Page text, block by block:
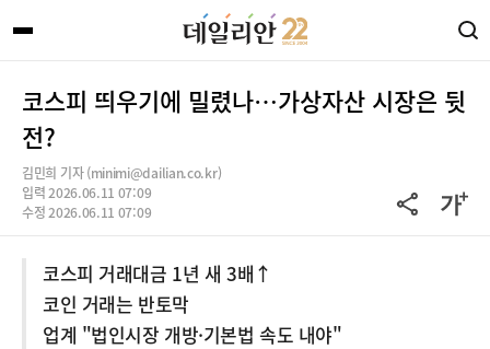
코스피 띄우기에 밀렸나…가상자산 시장은 뒷
전?
김민희 기자 (minimi@dailian.co.kr)
입력 2026.06.11 07:09
수정 2026.06.11 07:09
코스피 거래대금 1년 새 3배↑
코인 거래는 반토막
업계 "법인시장 개방·기본법 속도 내야"